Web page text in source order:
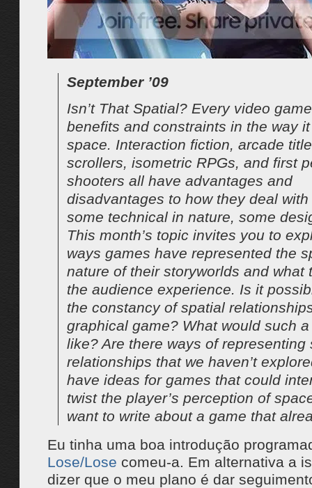
September ’09
Isn’t That Spatial? Every video
benefits and constraints in the way
space. Interaction fiction, arcade
scrollers, isometric RPGs, and first
shooters all have advantages and
disadvantages to how they deal
some technical in nature, some
This month’s topic invites you to
ways games have represented the
nature of their storyworlds and what
the audience experience. Is it
the constancy of spatial
graphical game? What would such
like? Are there ways of representing
relationships that we haven’t
have ideas for games that could
twist the player’s perception of
want to write about a game that
Eu tinha uma boa introdução
Lose/Lose comeu-a. Em alternativa a
dizer que o meu plano é dar